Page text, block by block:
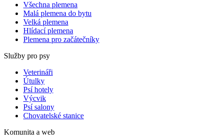
Všechna plemena
Malá plemena do bytu
Velká plemena
Hlídací plemena
Plemena pro začátečníky
Služby pro psy
Veterináři
Útulky
Psí hotely
Výcvik
Psí salony
Chovatelské stanice
Komunita a web